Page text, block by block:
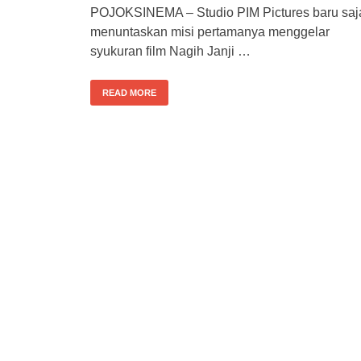
POJOKSINEMA – Studio PIM Pictures baru
menuntaskan misi pertamanya menggelar
syukuran film Nagih Janji …
READ MORE